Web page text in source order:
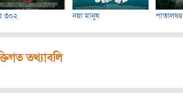
৩০২ নয়া মানুষ পাতালঘর
তথ্যাবলি